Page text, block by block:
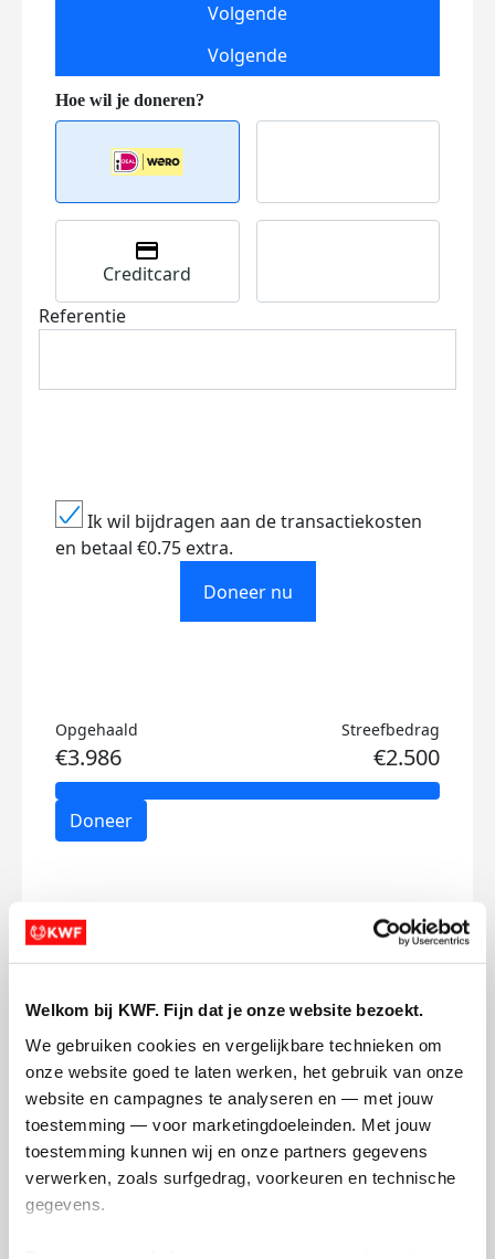
Welkom bij KWF. Fijn dat je onze website bezoekt.
We gebruiken cookies en vergelijkbare technieken om
onze website goed te laten werken, het gebruik van onze
website en campagnes te analyseren en — met jouw
toestemming — voor marketingdoeleinden. Met jouw
toestemming kunnen wij en onze partners gegevens
verwerken, zoals surfgedrag, voorkeuren en technische
gegevens.
Volgende
Volgende
Creditcard
Referentie
Ik wil bijdragen aan de transactiekosten
en betaal €0.75 extra.
Doneer nu
Opgehaald
€3.986
Streefbedrag
€2.500
Doneer
Mijn updates
Muzikale ontmoeting bij
Viore
vrijdag 6 november 2020